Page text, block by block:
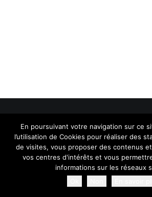
© 2026 mimystique. | Tous
En poursuivant votre navigation sur ce
l’utilisation de Cookies pour réaliser des
de visites, vous proposer des contenus
vos centres d'intérêts et vous
informations sur les réseaux